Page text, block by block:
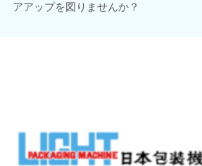
アアップを図りませんか？